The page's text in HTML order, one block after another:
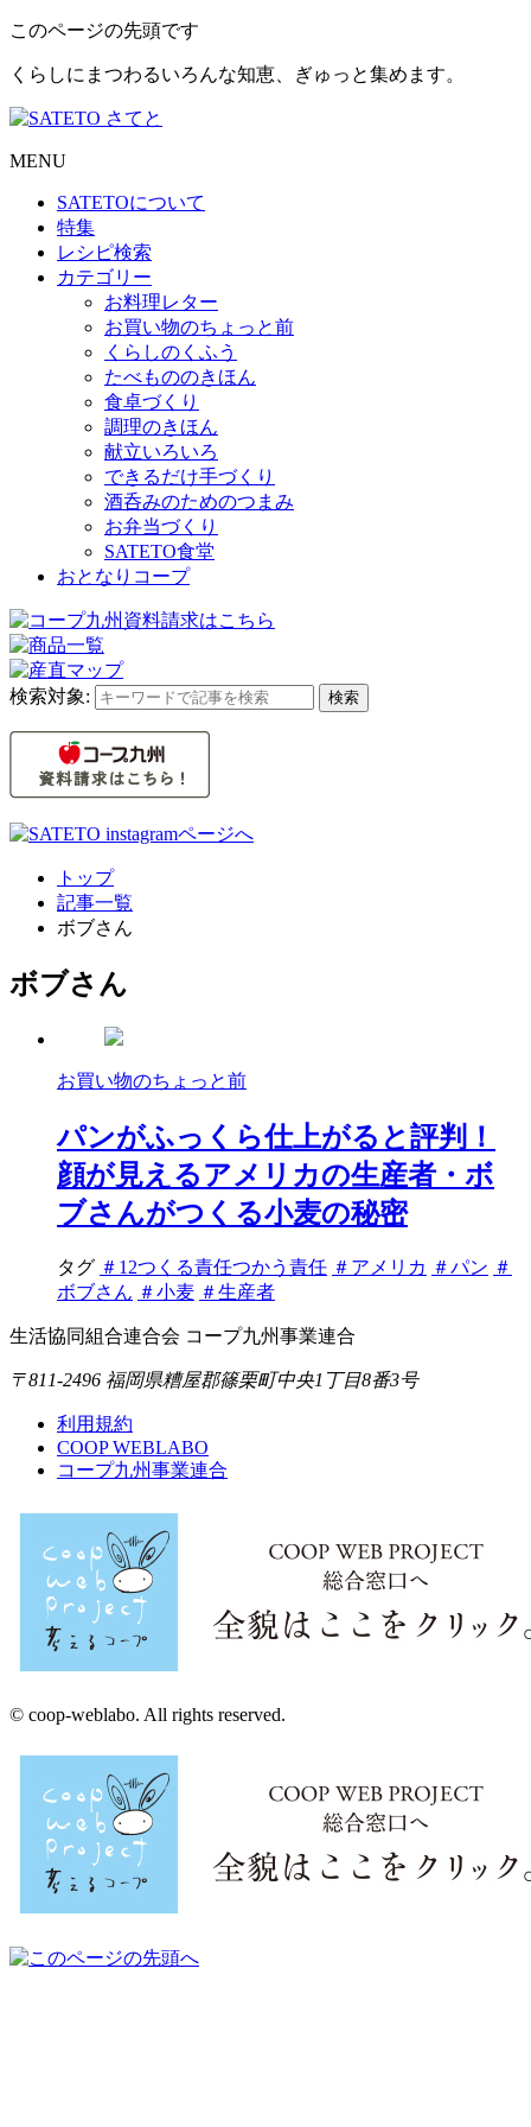
このページの先頭です
くらしにまつわるいろんな知恵、ぎゅっと集めます。
MENU
SATETOについて
特集
レシピ検索
カテゴリー
お料理レター
お買い物のちょっと前
くらしのくふう
たべもののきほん
食卓づくり
調理のきほん
献立いろいろ
できるだけ手づくり
酒呑みのためのつまみ
お弁当づくり
SATETO食堂
おとなりコープ
検索対象: 検索
トップ
記事一覧
ボブさん
ボブさん
お買い物のちょっと前
パンがふっくら仕上がると評判！
顔が見えるアメリカの生産者・ボ
ブさんがつくる小麦の秘密
タグ ＃12つくる責任つかう責任 ＃アメリカ ＃パン ＃
ボブさん ＃小麦 ＃生産者
生活協同組合連合会 コープ九州事業連合
〒811-2496 福岡県糟屋郡篠栗町中央1丁目8番3号
利用規約
COOP WEBLABO
コープ九州事業連合
© coop-weblabo. All rights reserved.